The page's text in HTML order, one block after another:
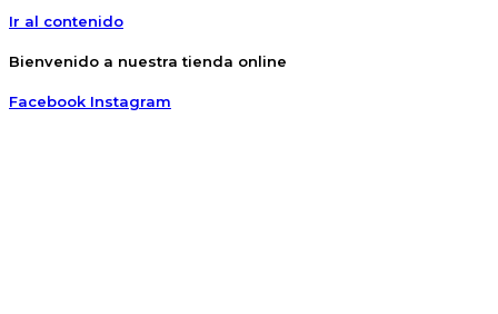
Ir al contenido
Bienvenido a nuestra tienda online
Facebook Instagram